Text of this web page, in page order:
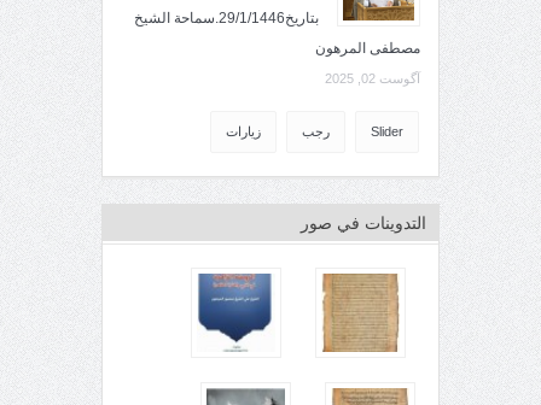
بتاريخ29/1/1446.سماحة الشيخ
مصطفى المرهون
آگوست 02, 2025
Slider رجب زيارات
التدوينات في صور